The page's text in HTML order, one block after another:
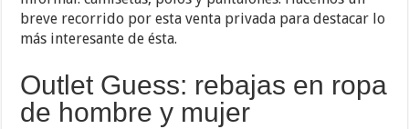
breve recorrido por esta venta privada para destacar lo
más interesante de ésta.
Outlet Guess: rebajas en ropa
de hombre y mujer